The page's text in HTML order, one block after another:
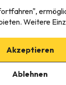
Weitere
Akzeptieren
Ablehnen